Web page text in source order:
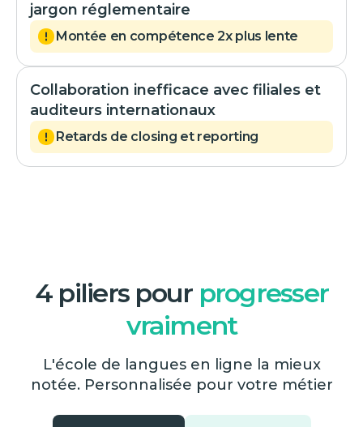
jargon réglementaire
Montée en compétence 2x plus lente
Collaboration inefficace avec filiales et
auditeurs internationaux
Retards de closing et reporting
4 piliers pour progresser
vraiment
L'école de langues en ligne la mieux
notée. Personnalisée pour votre métier